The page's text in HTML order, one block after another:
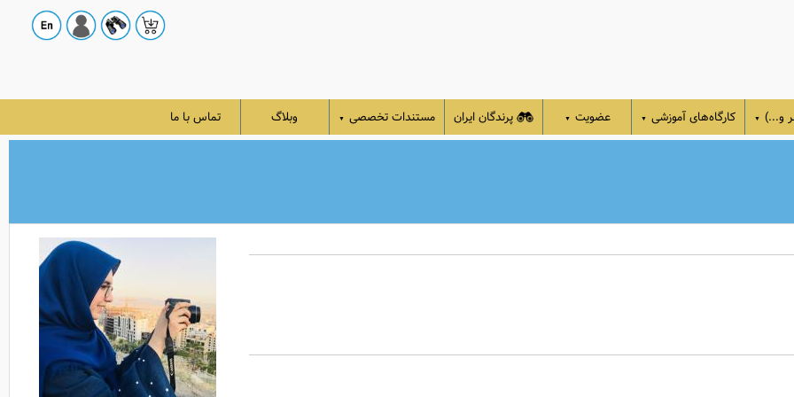
و...) ▼ کارگاه‌های آموزشی ▼ عضویت ▼ پرندگان ایران مستندات تخصصی ▼ وبلاگ تماس با ما